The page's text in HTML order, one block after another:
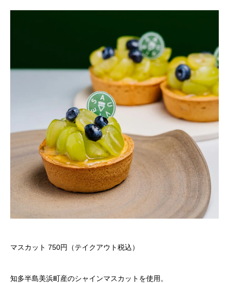
マスカット 750円（テイクアウト税込）
知多半島美浜町産のシャインマスカットを使用。